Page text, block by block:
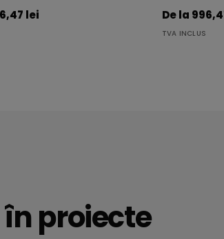
lei De la
TVA INCLUS
proiecte